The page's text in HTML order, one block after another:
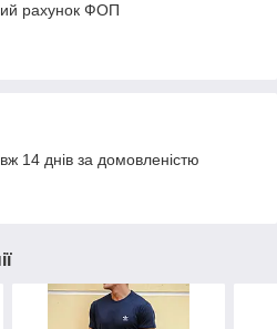
рахунок ФОП
14 днів за домовленістю